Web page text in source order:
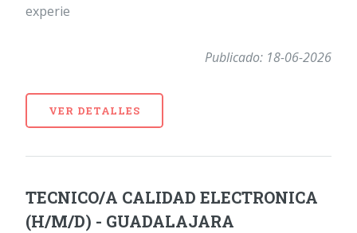
experie
Publicado: 18-06-2026
VER DETALLES
TECNICO/A CALIDAD ELECTRONICA
(H/M/D) - GUADALAJARA